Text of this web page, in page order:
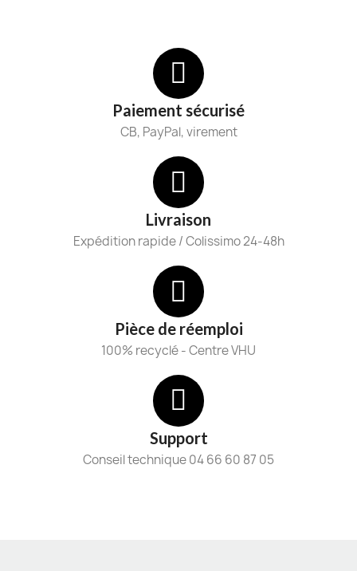
Paiement sécurisé
CB, PayPal, virement
Livraison
Expédition rapide / Colissimo 24-48h
Pièce de réemploi
100% recyclé - Centre VHU
Support
Conseil technique 04 66 60 87 05